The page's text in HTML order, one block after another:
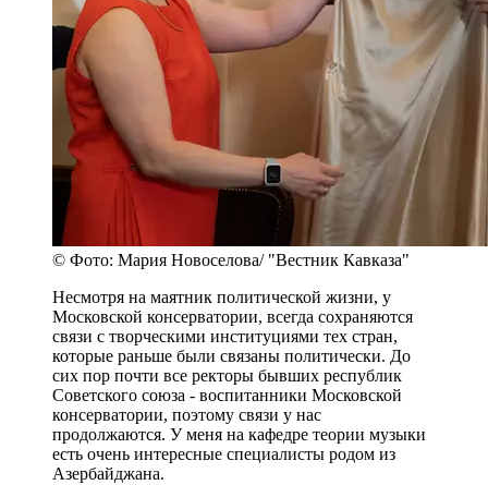
© Фото: Мария Новоселова/ "Вестник Кавказа"
Несмотря на маятник политической жизни, у
Московской консерватории, всегда сохраняются
связи с творческими институциями тех стран,
которые раньше были связаны политически. До
сих пор почти все ректоры бывших республик
Советского союза - воспитанники Московской
консерватории, поэтому связи у нас
продолжаются. У меня на кафедре теории музыки
есть очень интересные специалисты родом из
Азербайджана.